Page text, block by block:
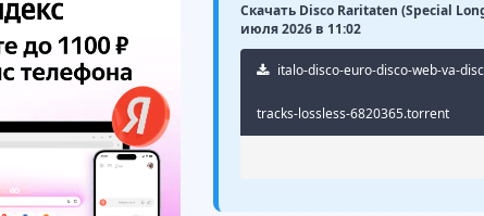
Скачать Disco Raritaten (Special
июля 2026 в 11:02
italo-disco-euro-disco-web-va-
tracks-lossless-6820365.torrent